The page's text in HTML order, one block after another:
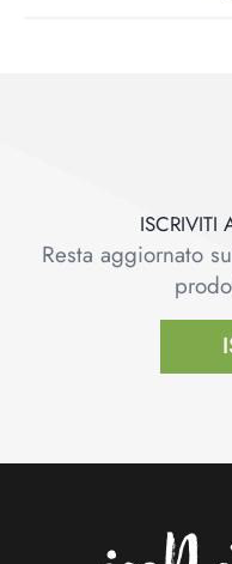
ISCRIVITI
Resta aggiornato